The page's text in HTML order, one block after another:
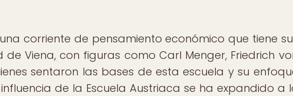
corriente de pensamiento económico que tiene
de Viena, con figuras como Carl Menger, Friedrich
sentaron las bases de esta escuela y su
de la Escuela Austriaca se ha expandido a